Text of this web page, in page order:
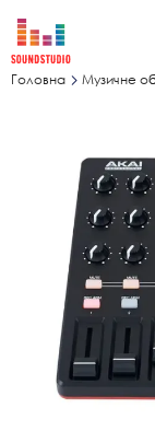
Головна Музичне